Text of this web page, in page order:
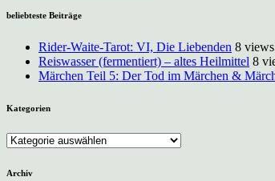
beliebteste Beiträge
Rider-Waite-Tarot: VI, Die Liebenden 8 views
Reiswasser (fermentiert) – altes Heilmittel 8
Märchen Teil 5: Der Tod im Märchen &
Kategorien
Kategorien
Archiv